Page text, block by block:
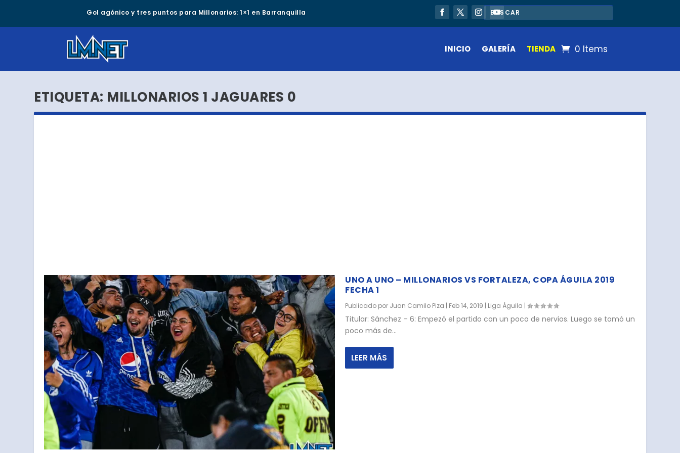
Gol agónico y tres puntos para Millonarios: 1×1 en Barranquilla
INICIO GALERÍA TIENDA 0 Items
ETIQUETA: MILLONARIOS 1 JAGUARES 0
UNO A UNO – MILLONARIOS VS FORTALEZA, COPA ÁGUILA 2019
FECHA 1
Publicado por Juan Camilo Piza | Feb 14, 2019 | Liga Águila |
Titular: Sánchez – 6: Empezó el partido con un poco de nervios. Luego se tomó un
poco más de...
LEER MÁS